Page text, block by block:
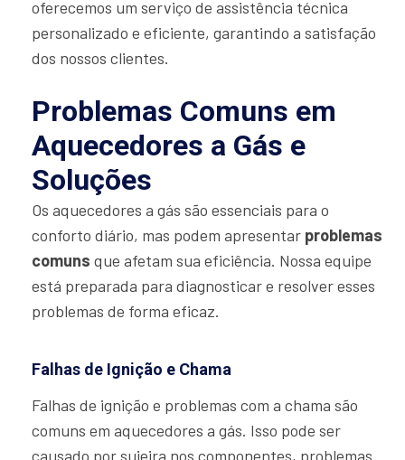
oferecemos um serviço de assistência técnica
personalizado e eficiente, garantindo a satisfação
dos nossos clientes.
Problemas Comuns em
Aquecedores a Gás e
Soluções
Os aquecedores a gás são essenciais para o
conforto diário, mas podem apresentar problemas
comuns que afetam sua eficiência. Nossa equipe
está preparada para diagnosticar e resolver esses
problemas de forma eficaz.
Falhas de Ignição e Chama
Falhas de ignição e problemas com a chama são
comuns em aquecedores a gás. Isso pode ser
causado por sujeira nos componentes, problemas